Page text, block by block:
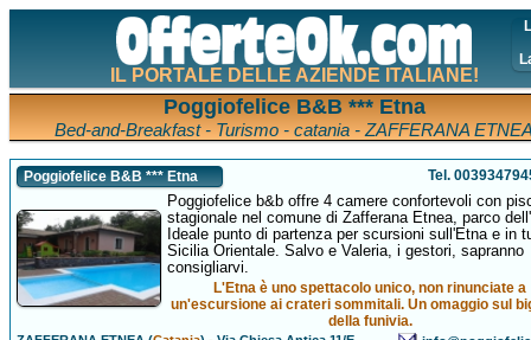
IL PORTALE DELLE AZIENDE ITALIANE!
Poggiofelice B&B *** Etna
Bed-and-Breakfast - Turismo - catania - ZAFFERANA
Poggiofelice B&B *** Etna Tel.
Poggiofelice b&b offre 4 camere confortevoli con
stagionale nel comune di Zafferana Etnea, parco
Ideale punto di partenza per scursioni sull'Etna e in
Sicilia Orientale. Salvo e Valeria, i gestori, sapranno
consigliarvi.
L'Etna è uno spettacolo unico, non rinunciate a
un'escursione ai crateri sommitali. Un omaggio sul
della funivia.